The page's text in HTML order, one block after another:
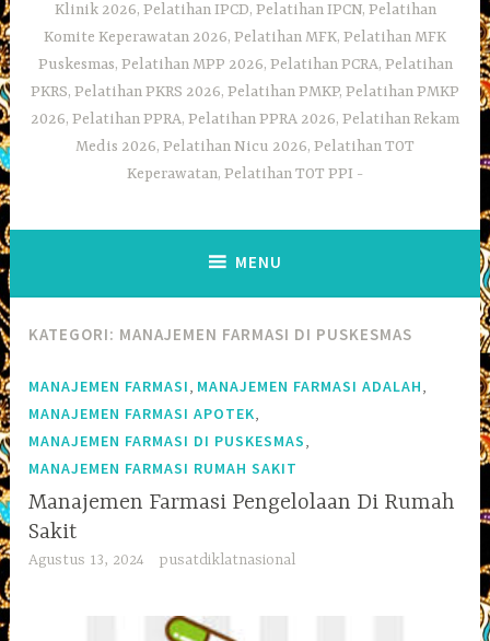
Klinik 2026, Pelatihan IPCD, Pelatihan IPCN, Pelatihan
Komite Keperawatan 2026, Pelatihan MFK, Pelatihan MFK
Puskesmas, Pelatihan MPP 2026, Pelatihan PCRA, Pelatihan
PKRS, Pelatihan PKRS 2026, Pelatihan PMKP, Pelatihan PMKP
2026, Pelatihan PPRA, Pelatihan PPRA 2026, Pelatihan Rekam
Medis 2026, Pelatihan Nicu 2026, Pelatihan TOT
Keperawatan, Pelatihan TOT PPI
MENU
KATEGORI: MANAJEMEN FARMASI DI PUSKESMAS
MANAJEMEN FARMASI MANAJEMEN FARMASI ADALAH
MANAJEMEN FARMASI APOTEK
MANAJEMEN FARMASI DI PUSKESMAS
MANAJEMEN FARMASI RUMAH SAKIT
Manajemen Farmasi Pengelolaan Di Rumah
Sakit
Agustus 13, 2024 pusatdiklatnasional